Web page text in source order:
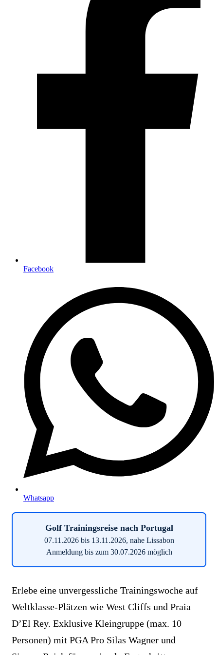
Facebook
Whatsapp
Golf Trainingsreise nach Portugal
07.11.2026 bis 13.11.2026, nahe Lissabon
Anmeldung bis zum 30.07.2026 möglich
Erlebe eine unvergessliche Trainingswoche auf
Weltklasse-Plätzen wie West Cliffs und Praia
D’El Rey. Exklusive Kleingruppe (max. 10
Personen) mit PGA Pro Silas Wagner und